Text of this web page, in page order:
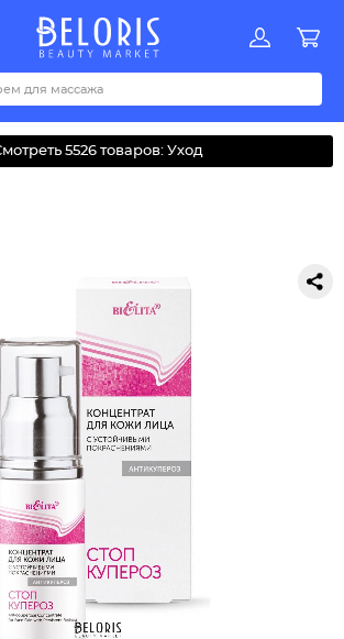
Акции
KLMNOPQRSTUVWYZАБВДЗИМОКЛНПРСТУФ
5526 товаров: Уход